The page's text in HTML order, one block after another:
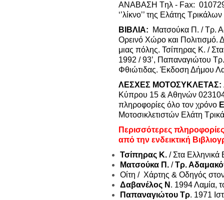
ΑΝΑΒΑΣΗ Tηλ - Fax:
‘’λίκνο’’ της Ελάτης
ΒΙΒΛΙΑ: Ματσούκα Π. / Τρ.
Ορεινό Χώρο και Πολιτισμό.
μιας πόλης. Τσίπηρας Κ. /
1992 / 93’, Παπαναγιώτου Τρ.
Φθιώτιδας. Έκδοση Δήμου
ΛΕΣΧΕΣ ΜΟΤΟΣΥΚΛΕΤΑΣ:
Κύπρου 15 & Αθηνών
πληροφορίες όλο τον χρόνο
Μοτοσικλετιστών Ελάτη
Περισσότερες
από την ενδεικτική
Τσίπηρας Κ. / Στα Ελληνικά
Ματσούκα Π. /Τρ.
Οίτη / Χάρτης & Οδηγός
Δαβανέλος Ν . 1994 Λαμία,
Παπαναγιώτου Τρ. 1971